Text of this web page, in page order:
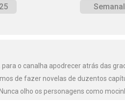
Semanal
o canalha apodrecer atrás das
de fazer novelas de duzentos
olho os personagens como